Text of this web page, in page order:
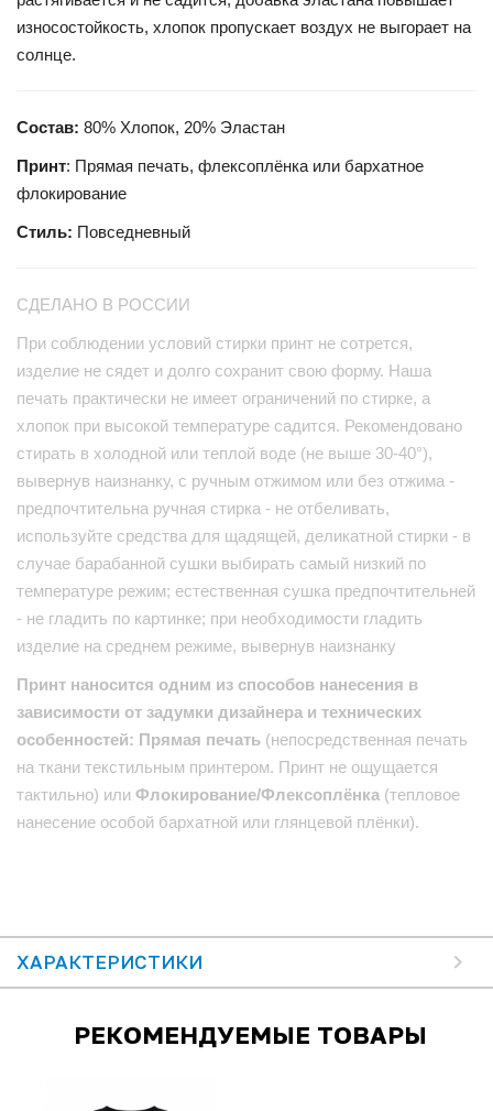
износостойкость, хлопок пропускает воздух не выгорает на
солнце.
Состав: 80% Хлопок, 20% Эластан
Принт: Прямая печать, флексоплёнка или бархатное
флокирование
Стиль: Повседневный
СДЕЛАНО В РОССИИ
При соблюдении условий стирки принт не сотрется,
изделие не сядет и долго сохранит свою форму. Наша
печать практически не имеет ограничений по стирке, а
хлопок при высокой температуре садится. Рекомендовано
стирать в холодной или теплой воде (не выше 30-40°),
вывернув наизнанку, с ручным отжимом или без отжима -
предпочтительна ручная стирка - не отбеливать,
используйте средства для щадящей, деликатной стирки - в
случае барабанной сушки выбирать самый низкий по
температуре режим; естественная сушка предпочтительней
- не гладить по картинке; при необходимости гладить
изделие на среднем режиме, вывернув наизнанку
Принт наносится одним из способов нанесения в
зависимости от задумки дизайнера и технических
особенностей: Прямая печать (непосредственная печать
на ткани текстильным принтером. Принт не ощущается
тактильно) или Флокирование/Флексоплёнка (тепловое
нанесение особой бархатной или глянцевой плёнки).
ХАРАКТЕРИСТИКИ
РЕКОМЕНДУЕМЫЕ ТОВАРЫ